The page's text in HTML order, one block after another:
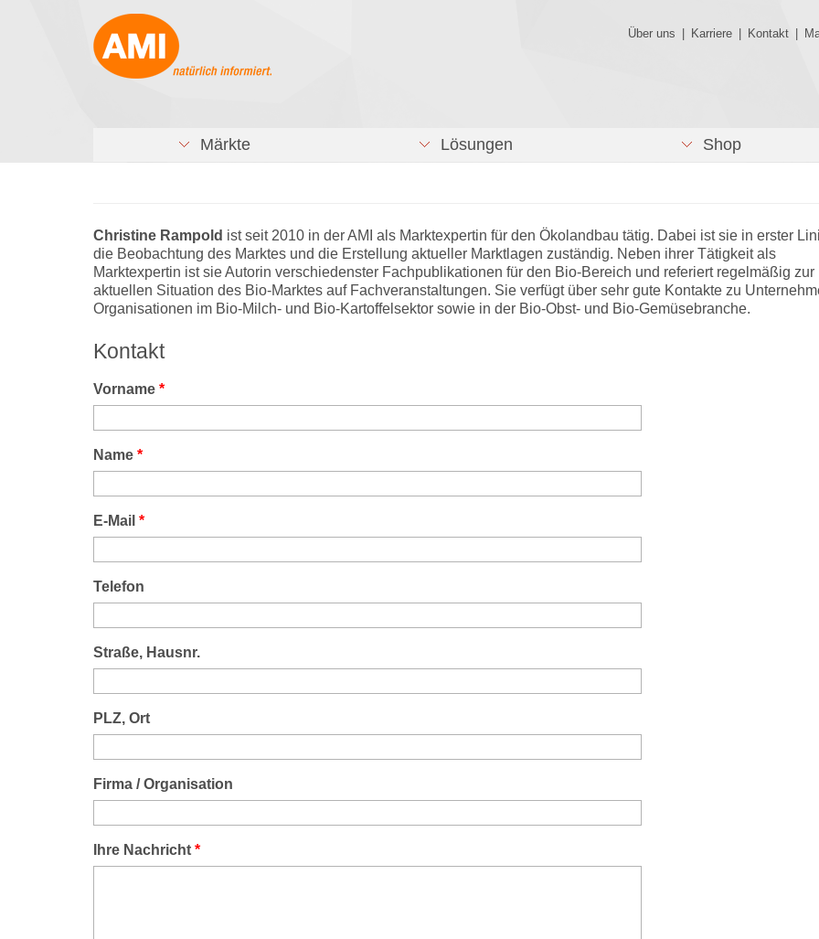
Über uns Karriere Kontakt
Märkte Lösungen Shop
Christine Rampold ist seit 2010 in der AMI als Marktexpertin für den Ökolandbau tätig. Dabei ist sie in erster
die Beobachtung des Marktes und die Erstellung aktueller Marktlagen zuständig. Neben ihrer Tätigkeit als
Marktexpertin ist sie Autorin verschiedenster Fachpublikationen für den Bio-Bereich und referiert regelmäßig zur
aktuellen Situation des Bio-Marktes auf Fachveranstaltungen. Sie verfügt über sehr gute Kontakte zu
Organisationen im Bio-Milch- und Bio-Kartoffelsektor sowie in der Bio-Obst- und Bio-Gemüsebranche.
Kontakt
Vorname *
Name *
E-Mail *
Telefon
Straße, Hausnr.
PLZ, Ort
Firma / Organisation
Ihre Nachricht *